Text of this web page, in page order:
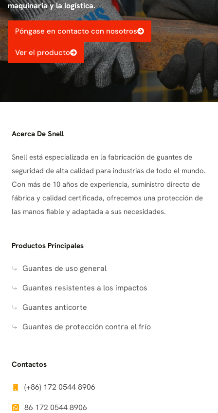
maquinaria y la logística.
Póngase en contacto con nosotros
Ver el producto
Acerca De Snell
Snell está especializada en la fabricación de guantes de
seguridad de alta calidad para industrias de todo el mundo.
Con más de 10 años de experiencia, suministro directo de
fábrica y calidad certificada, ofrecemos una protección de
las manos fiable y adaptada a sus necesidades.
Productos Principales
Guantes de uso general
Guantes resistentes a los impactos
Guantes anticorte
Guantes de protección contra el frío
Contactos
(+86) 172 0544 8906
86 172 0544 8906